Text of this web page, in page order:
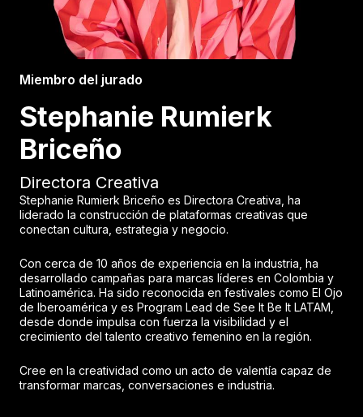
Miembro del jurado
Stephanie Rumierk
Briceño
Directora Creativa
Stephanie Rumierk Briceño es Directora Creativa, ha
liderado la construcción de plataformas creativas que
conectan cultura, estrategia y negocio.
Con cerca de 10 años de experiencia en la industria, ha
desarrollado campañas para marcas líderes en Colombia y
Latinoamérica. Ha sido reconocida en festivales como El Ojo
de Iberoamérica y es Program Lead de See It Be It LATAM,
desde donde impulsa con fuerza la visibilidad y el
crecimiento del talento creativo femenino en la región.
Cree en la creatividad como un acto de valentía capaz de
transformar marcas, conversaciones e industria.